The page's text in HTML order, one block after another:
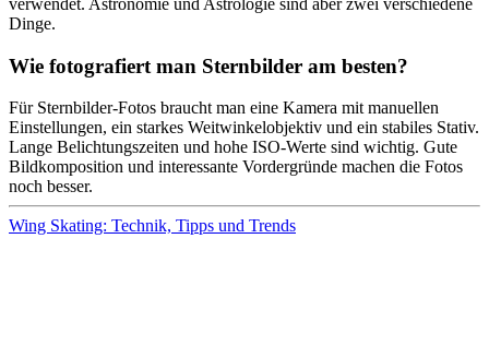
Dinge.
Wie fotografiert man Sternbilder am besten?
Für Sternbilder-Fotos braucht man eine Kamera mit manuellen
Einstellungen, ein starkes Weitwinkelobjektiv und ein stabiles Stativ.
Lange Belichtungszeiten und hohe ISO-Werte sind wichtig. Gute
Bildkomposition und interessante Vordergründe machen die Fotos
noch besser.
Wing Skating: Technik, Tipps und Trends